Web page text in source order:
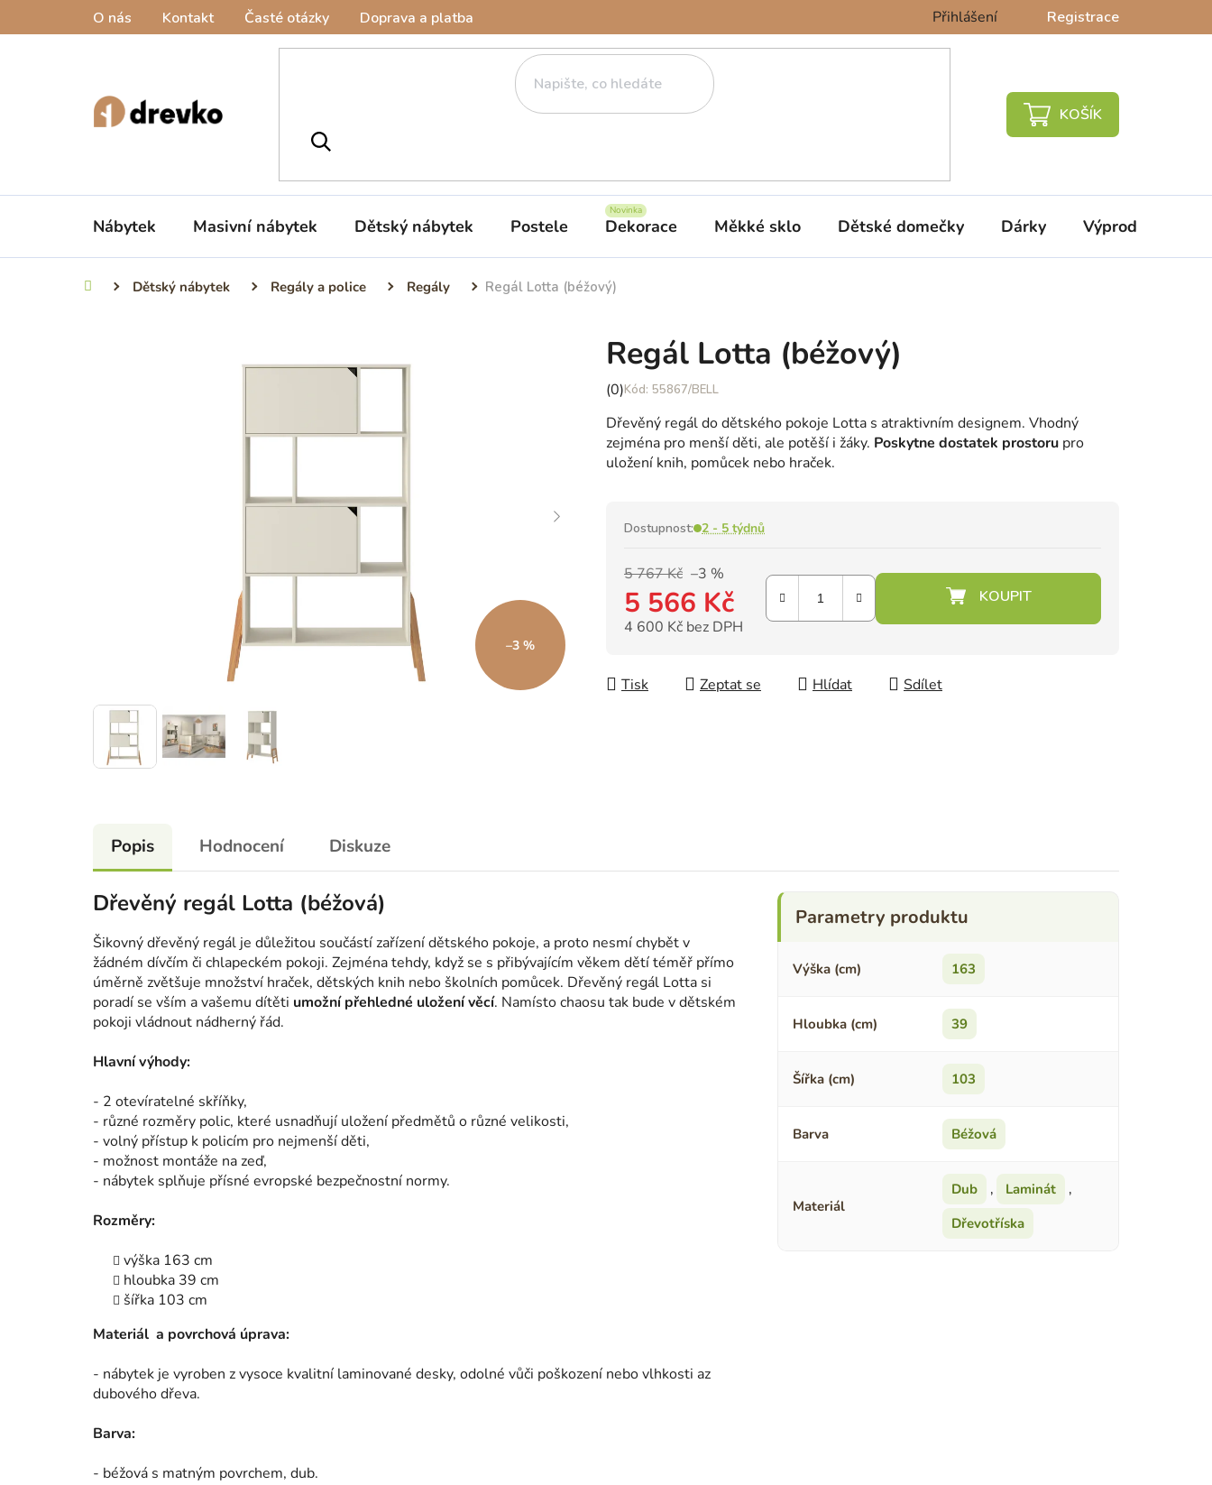
O nás Kontakt Časté otázky Doprava a platba Přihlášení Registrace
NÁKUPNÍ
Nábytek Masivní nábytek Dětský nábytek Postele Dekorace Měkké sklo Dětské domečky Dárky Výprodej %
Domů Dětský nábytek Regály a police Regály Regál Lotta (béžový)
Regál Lotta (béžový)
Průměrné
produktu
je
0,0
hvězdiček.
(0) 55867/BELL
Dřevěný regál do dětského pokoje Lotta s atraktivním designem. Vhodný
zejména pro menší děti, ale potěší i žáky. Poskytne dostatek prostoru pro
uložení knih, pomůcek nebo hraček.
Dostupnost: 2 - 5 týdnů
5 767 Kč –3 %
5 566 Kč
4 600 Kč bez DPH
Tisk
Zeptat se Hlídat Sdílet
–3 %
Popis Hodnocení Diskuze
Dřevěný regál Lotta (béžová)
Šikovný dřevěný regál je důležitou součástí zařízení dětského pokoje, a proto nesmí chybět v
žádném dívčím či chlapeckém pokoji. Zejména tehdy, když se s přibývajícím věkem dětí téměř přímo
úměrně zvětšuje množství hraček, dětských knih nebo školních pomůcek. Dřevěný regál Lotta si
poradí se vším a vašemu dítěti umožní přehledné uložení věcí. Namísto chaosu tak bude v dětském
pokoji vládnout nádherný řád.
Hlavní výhody:
- 2 otevíratelné skříňky,
- různé rozměry polic, které usnadňují uložení předmětů o různé velikosti,
- volný přístup k policím pro nejmenší děti,
- možnost montáže na zeď,
- nábytek splňuje přísné evropské bezpečnostní normy.
Rozměry:
výška 163 cm
hloubka 39 cm
šířka 103 cm
Materiál a povrchová úprava:
- nábytek je vyroben z vysoce kvalitní laminované desky, odolné vůči poškození nebo vlhkosti az
dubového dřeva.
Barva:
- béžová s matným povrchem, dub.
Výška (cm) 163
Hloubka (cm) 39
Šířka (cm) 103
Barva Béžová
Materiál
Dub , Laminát
,
Dřevotříska